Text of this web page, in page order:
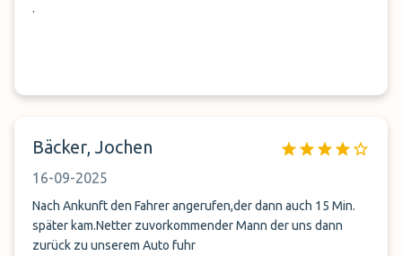
.
Bäcker, Jochen
16-09-2025
Nach Ankunft den Fahrer angerufen,der dann auch 15 Min.
später kam.Netter zuvorkommender Mann der uns dann
zurück zu unserem Auto fuhr